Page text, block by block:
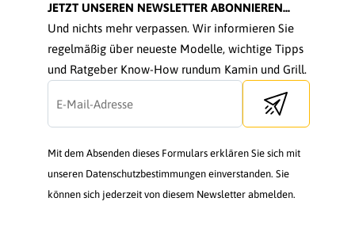
JETZT UNSEREN NEWSLETTER ABONNIEREN...
Und nichts mehr verpassen. Wir informieren Sie
regelmäßig über neueste Modelle, wichtige Tipps
und Ratgeber Know-How rundum Kamin und Grill.
Send newsletter
Mit dem Absenden dieses Formulars erklären Sie sich mit
unseren Datenschutzbestimmungen einverstanden. Sie
können sich jederzeit von diesem Newsletter abmelden.